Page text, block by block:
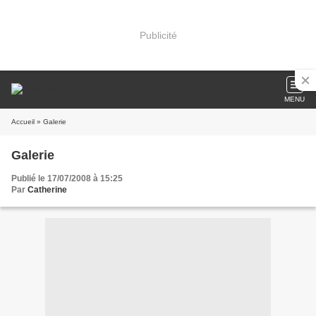
Publicité
MENU
Accueil » Galerie
Galerie
Publié le 17/07/2008 à 15:25
Par Catherine